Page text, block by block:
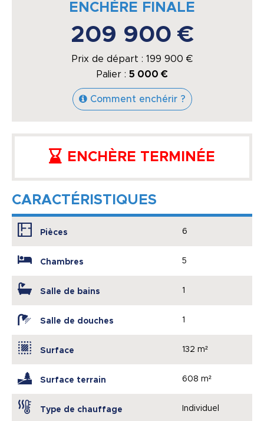
ENCHÈRE FINALE
209 900 €
Prix de départ : 199 900 €
Palier : 5 000 €
Comment enchérir ?
ENCHÈRE TERMINÉE
CARACTÉRISTIQUES
Pièces 6
Chambres 5
Salle de bains 1
Salle de douches 1
Surface 132 m²
Surface terrain 608 m²
Type de chauffage Individuel